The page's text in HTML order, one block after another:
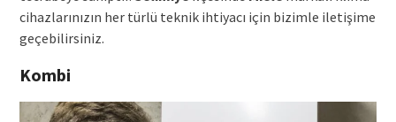
cihazlarınızın her türlü teknik ihtiyacı için bizimle iletişime
geçebilirsiniz.
Kombi